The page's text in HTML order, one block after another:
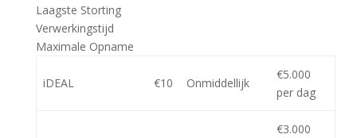
Laagste Storting
Verwerkingstijd
Maximale Opname
iDEAL €10 Onmiddellijk
€5.000
per dag
€3.000